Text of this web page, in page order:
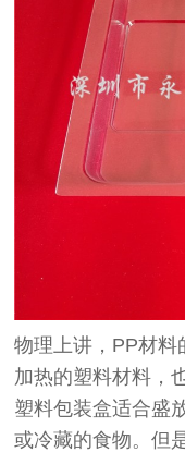
物理上讲，PP材料
加热的塑料材料，
塑料包装盒适合盛
或冷藏的食物。但